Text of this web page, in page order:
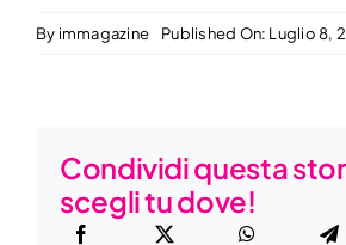
By immagazine Published On: Luglio 8,
Condividi questa
scegli tu dove!